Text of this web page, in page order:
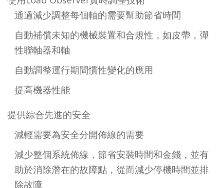
通過減少調整每個軸的需要幫助節省時間
自動補償未知的機械裝置和合規性，如皮帶，彈
性聯軸器和軸
自動調整運行期間慣性變化的應用
提高機器性能
提供綜合先進的安全
減輕需要為安全分開佈線的需要
減少整個系統佈線，節省安裝時間和金錢，並有
助於消除潛在的故障點，從而減少停機時間並排
除故障